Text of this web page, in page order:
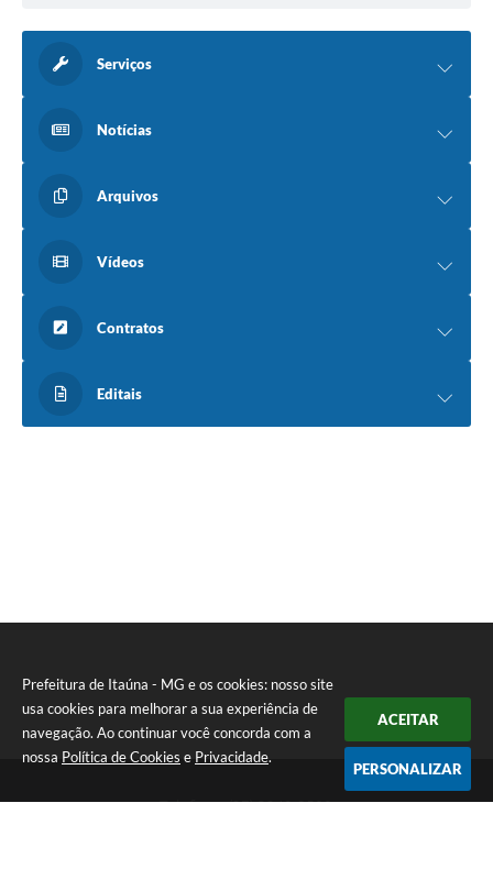
Prefeitura de Itaúna - MG e os cookies: nosso site
usa cookies para melhorar a sua experiência de
navegação. Ao continuar você concorda com a
nossa Política de Cookies e Privacidade.
ACEITAR
PERSONALIZAR
Serviços
Notícias
Arquivos
Vídeos
Contratos
Editais
Telefone: (37) 3249-9500